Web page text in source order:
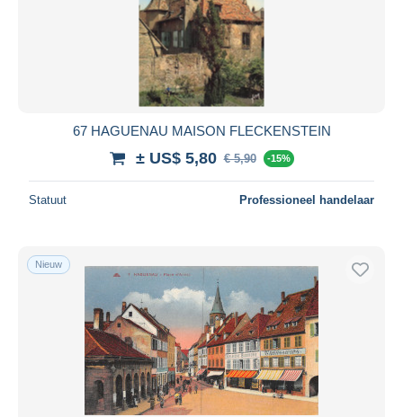
67 HAGUENAU MAISON FLECKENSTEIN
± US$ 5,80 € 5,90 -15%
Statuut Professioneel handelaar
Nieuw